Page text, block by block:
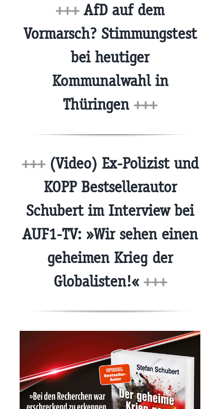
+++AfD auf dem
Vormarsch? Stimmungstest
bei heutiger
Kommunalwahl in
Thüringen +++
+++(Video) Ex-Polizist und
KOPP Bestsellerautor
Schubert im Interview bei
AUF1-TV: »Wir sehen einen
geheimen Krieg der
Globalisten!« +++